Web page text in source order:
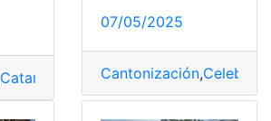
Catamayo Ciudad,Eterno,Mayo,Sol
07/05/2025
Cantonización,